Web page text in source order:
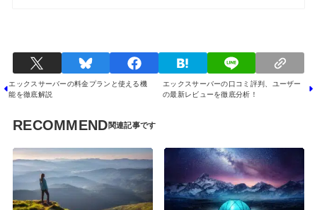
エックスサーバーの口コミ評判、ユーザー
の最新レビューを徹底分析！
エックスサーバーの料金プランと使える機
能を徹底解説
RECOMMEND